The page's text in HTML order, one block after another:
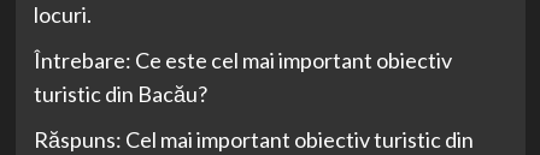
locuri.
Întrebare: Ce este cel mai important obiectiv
turistic din Bacău?
Răspuns: Cel mai important obiectiv turistic din